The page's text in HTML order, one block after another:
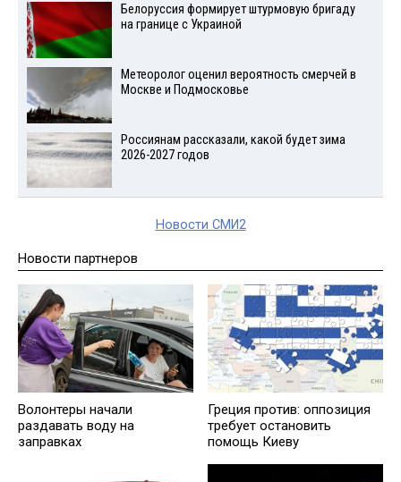
Белоруссия формирует штурмовую бригаду
на границе с Украиной
Метеоролог оценил вероятность смерчей в
Москве и Подмосковье
Россиянам рассказали, какой будет зима
2026-2027 годов
Новости СМИ2
Новости партнеров
Волонтеры начали
раздавать воду на
заправках
Греция против: оппозиция
требует остановить
помощь Киеву